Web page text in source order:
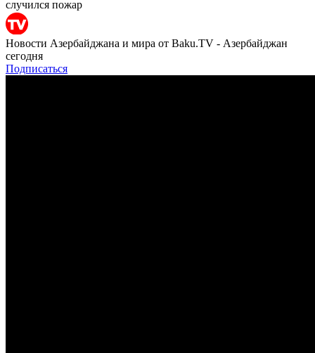
случился пожар
Новости Азербайджана и мира от Baku.TV - Азербайджан
сегодня
Подписаться